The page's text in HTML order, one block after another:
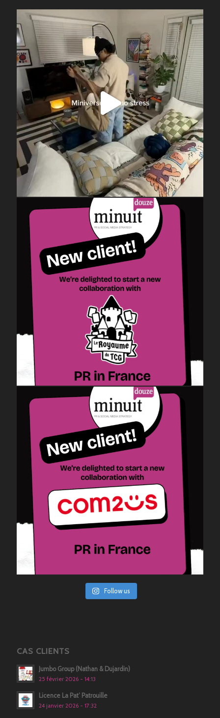
Follow us
CAS CLIENTS
Jumbo Group (Nathan & Dujardin)
25 février 2026 - 14:13
Licence La Pat’ Patrouille
24 janvier 2026 - 17:32